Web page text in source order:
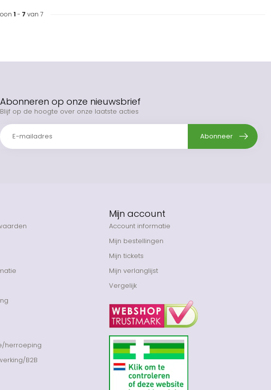
1 - 7 van 7
Abonneren op onze nieuwsbrief
Blijf op de hoogte over onze laatste acties
Abonneer
herroeping
B2B
Mijn account
Account informatie
Mijn bestellingen
Mijn tickets
Mijn verlanglijst
Vergelijk